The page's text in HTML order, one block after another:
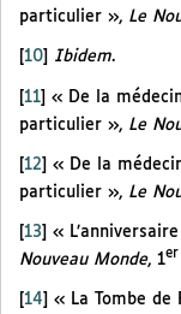
particulier », Le
10 Ibidem.
[11] « De la
particulier », Le
12
« De la
particulier », Le
13 «
Nouveau Monde, 1er
14 « La Tombe de